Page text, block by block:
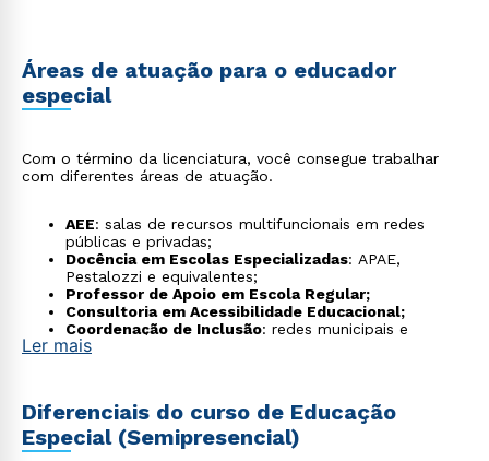
Áreas de atuação para o educador
especial
Com o término da licenciatura, você consegue trabalhar
com diferentes áreas de atuação.
AEE: salas de recursos multifuncionais em redes
públicas e privadas;
Docência em Escolas Especializadas: APAE,
Pestalozzi e equivalentes;
Professor de Apoio em Escola Regular;
Consultoria em Acessibilidade Educacional;
Coordenação de Inclusão: redes municipais e
estaduais;
Produção de Materiais Pedagógicos Adaptados;
Políticas Públicas Educacionais;
Docência e Pesquisa acadêmica.
Ler mais
Diferenciais do curso de Educação
Especial (Semipresencial)